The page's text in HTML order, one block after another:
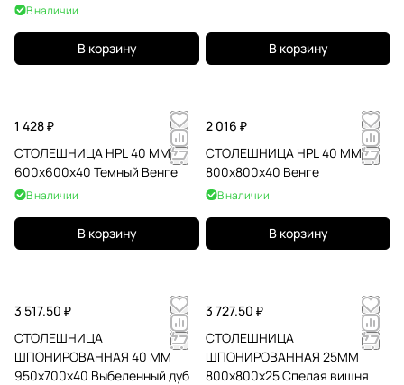
В наличии
В корзину В корзину
1 428 ₽
СТОЛЕШНИЦА HPL 40 ММ
600х600х40 Темный Венге
В наличии
В корзину
2 016 ₽
СТОЛЕШНИЦА HPL 40 ММ
800х800х40 Венге
В наличии
В корзину
3 517.50 ₽
СТОЛЕШНИЦА
ШПОНИРОВАННАЯ 40 ММ
950х700х40 Выбеленный дуб
3 727.50 ₽
СТОЛЕШНИЦА
ШПОНИРОВАННАЯ 25ММ
800х800х25 Спелая вишня